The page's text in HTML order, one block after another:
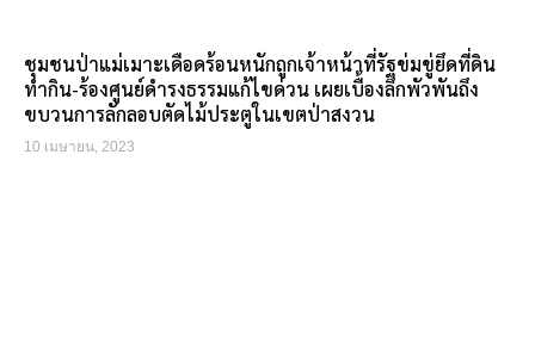
ชุมชนป่าแม่เมาะเดือดร้อนหนักถูกเจ้าหน้าที่รัฐข่มขู่ยึดที่ดิน
ทำกิน-ร้องศูนย์ดำรงธรรมแก้ไขด่วน เผยเบื้องลึกพัวพันถึง
ขบวนการลักลอบตัดไม้ประตูในเขตป่าสงวน
10 เมษายน, 2023